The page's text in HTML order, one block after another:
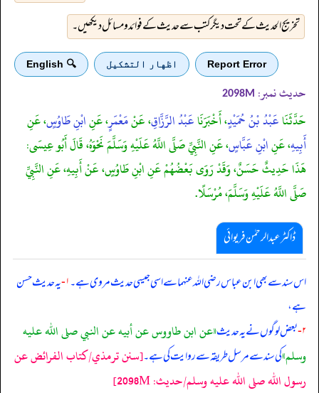
تخریج الحدیث کے تحت دیگر کتب سے حدیث کے فوائد و مسائل دیکھیں۔
Report Error اظهار التشكيل 🔍 English
حدیث نمبر: 2098M
حَدَّثَنَاعَبْدُ بْنُ حُمَيْدٍ، أَخْبَرَنَاعَبْدُ الرَّزَّاقِ، عَنْمَعْمَرٍ، عَنِابْنِ طَاوُسٍ، عَنِ
أَبِيهِ، عَنِابْنِ عَبَّاسٍ، عَنِ النَّبِيِّ صَلَّى اللَّهُ عَلَيْهِ وَسَلَّمَ نَحْوَهُ، قَالَ أَبُو عِيسَى:
هَذَا حَدِيثٌ حَسَنٌ، وَقَدْ رَوَى بَعْضُهُمْ عَنِ ابْنِ طَاوُسٍ، عَنْ أَبِيهِ، عَنِ النَّبِيِّ
صَلَّى اللَّهُ عَلَيْهِ وَسَلَّمَ، مُرْسَلًا.
ڈاکٹر عبدالرحمٰن فریوائی
اس سند سے بھیابن عباس رضی الله عنہما سے اسی جیسی حدیث مروی ہے۔۱- یہ حدیث حسن
ہے،
۲- بعض لوگوں نے یہ حدیث«عن ابن طاووس عن أبيه عن النبي صلى الله عليه
وسلم»کی سند سے مرسل طریقہ سے روایت کی ہے۔[سنن ترمذي/كتاب الفرائض عن
رسول الله صلى الله عليه وسلم/حدیث: 2098M]